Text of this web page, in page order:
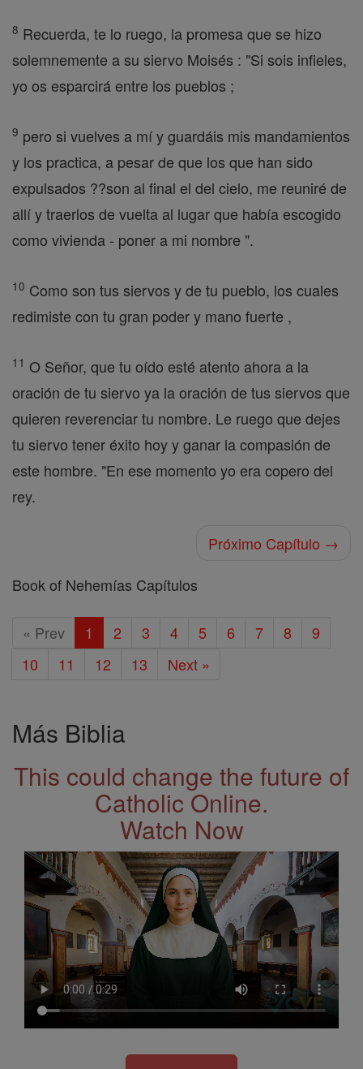
8 Recuerda, te lo ruego, la promesa que se hizo
solemnemente a su siervo Moisés : "Si sois infieles,
yo os esparcirá entre los pueblos ;
9 pero si vuelves a mí y guardáis mis mandamientos
y los practica, a pesar de que los que han sido
expulsados ??son al final el del cielo, me reuniré de
allí y traerlos de vuelta al lugar que había escogido
como vivienda - poner a mi nombre ".
10 Como son tus siervos y de tu pueblo, los cuales
redimiste con tu gran poder y mano fuerte ,
11 O Señor, que tu oído esté atento ahora a la
oración de tu siervo ya la oración de tus siervos que
quieren reverenciar tu nombre. Le ruego que dejes
tu siervo tener éxito hoy y ganar la compasión de
este hombre. "En ese momento yo era copero del
rey.
Próximo Capítulo →
Book of Nehemías Capítulos
« Prev 1 2 3 4 5 6 7 8
9
10
11 12 13 Next »
Más Biblia
This could change the future of
Catholic Online.
Watch Now